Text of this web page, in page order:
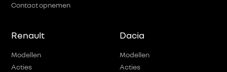
Contact opnemen
Renault
Modellen
Acties
Dacia
Modellen
Acties